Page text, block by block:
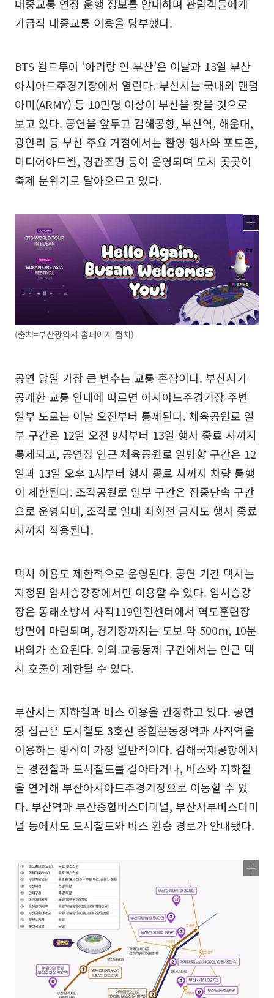
대중교통 연장 운행 정보를 안내하며 관람객들에게
가급적 대중교통 이용을 당부했다.
BTS 월드투어 ‘아리랑 인 부산’은 이날과 13일 부산
아시아드주경기장에서 열린다. 부산시는 국내외 팬덤
아미(ARMY) 등 10만명 이상이 부산을 찾을 것으로
보고 있다. 공연을 앞두고 김해공항, 부산역, 해운대,
광안리 등 부산 주요 거점에서는 환영 행사와 포토존,
미디어아트월, 경관조명 등이 운영되며 도시 곳곳이
축제 분위기로 달아오르고 있다.
(출처=부산광역시 홈페이지 캡처)
공연 당일 가장 큰 변수는 교통 혼잡이다. 부산시가
공개한 교통 안내에 따르면 아시아드주경기장 주변
일부 도로는 이날 오전부터 통제된다. 체육공원로 일
부 구간은 12일 오전 9시부터 13일 행사 종료 시까지
통제되고, 공연장 인근 체육공원로 일방향 구간은 12
일과 13일 오후 1시부터 행사 종료 시까지 차량 통행
이 제한된다. 조각공원로 일부 구간은 집중단속 구간
으로 운영되며, 조각로 일대 좌회전 금지도 행사 종료
시까지 적용된다.
택시 이용도 제한적으로 운영된다. 공연 기간 택시는
지정된 임시승강장에서만 이용할 수 있다. 임시승강
장은 동래소방서 사직119안전센터에서 역도훈련장
방면에 마련되며, 경기장까지는 도보 약 500m, 10분
내외가 소요된다. 이외 교통통제 구간에서는 인근 택
시 호출이 제한될 수 있다.
부산시는 지하철과 버스 이용을 권장하고 있다. 공연
장 접근은 도시철도 3호선 종합운동장역과 사직역을
이용하는 방식이 가장 일반적이다. 김해국제공항에서
는 경전철과 도시철도를 갈아타거나, 버스와 지하철
을 연계해 부산아시아드주경기장으로 이동할 수 있
다. 부산역과 부산종합버스터미널, 부산서부버스터미
널 등에서도 도시철도와 버스 환승 경로가 안내됐다.